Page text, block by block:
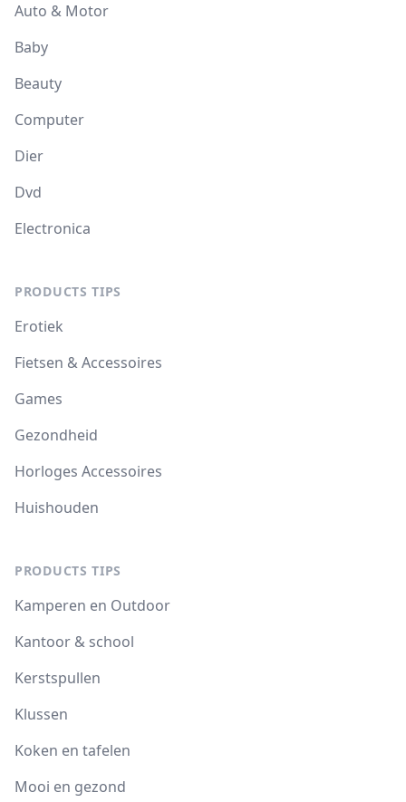
Auto & Motor
Baby
Beauty
Computer
Dier
Dvd
Electronica
PRODUCTS TIPS
Erotiek
Fietsen & Accessoires
Games
Gezondheid
Horloges Accessoires
Huishouden
PRODUCTS TIPS
Kamperen en Outdoor
Kantoor & school
Kerstspullen
Klussen
Koken en tafelen
Mooi en gezond